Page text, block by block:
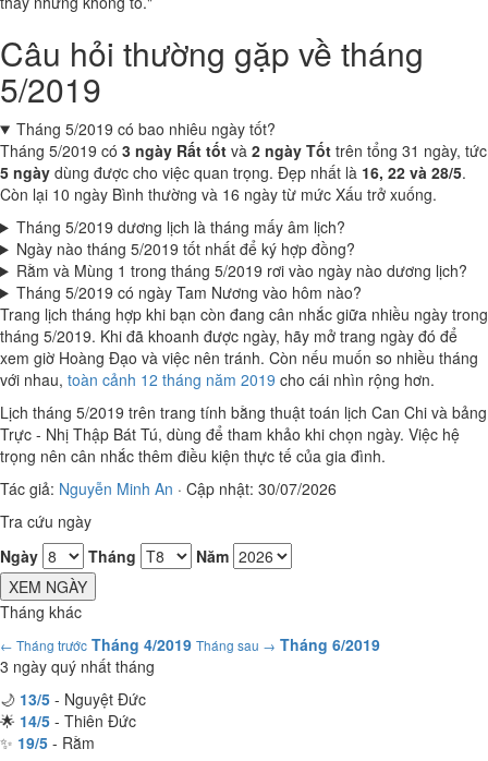
Câu hỏi thường gặp về tháng
5/2019
Tháng 5/2019 có bao nhiêu ngày tốt?
Tháng 5/2019 có 3 ngày Rất tốt và 2 ngày Tốt trên tổng 31 ngày, tức
5 ngày dùng được cho việc quan trọng. Đẹp nhất là 16, 22 và 28/5.
Còn lại 10 ngày Bình thường và 16 ngày từ mức Xấu trở xuống.
Tháng 5/2019 dương lịch là tháng mấy âm lịch?
Ngày nào tháng 5/2019 tốt nhất để ký hợp đồng?
Rằm và Mùng 1 trong tháng 5/2019 rơi vào ngày nào dương lịch?
Tháng 5/2019 có ngày Tam Nương vào hôm nào?
Trang lịch tháng hợp khi bạn còn đang cân nhắc giữa nhiều ngày trong
tháng 5/2019. Khi đã khoanh được ngày, hãy mở trang ngày đó để
xem giờ Hoàng Đạo và việc nên tránh. Còn nếu muốn so nhiều tháng
với nhau, toàn cảnh 12 tháng năm 2019 cho cái nhìn rộng hơn.
Lịch tháng 5/2019 trên trang tính bằng thuật toán lịch Can Chi và bảng
Trực - Nhị Thập Bát Tú, dùng để tham khảo khi chọn ngày. Việc hệ
trọng nên cân nhắc thêm điều kiện thực tế của gia đình.
Tác giả: Nguyễn Minh An · Cập nhật: 30/07/2026
Tra cứu ngày
Ngày
Tháng
Năm
XEM NGÀY
Tháng khác
← Tháng trước Tháng 4/2019 Tháng sau → Tháng 6/2019
3 ngày quý nhất tháng
🌙 13/5 - Nguyệt Đức
🌟 14/5 - Thiên Đức
✨ 19/5 - Rằm